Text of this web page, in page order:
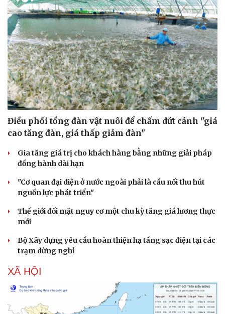
Điều phối tổng đàn vật nuôi để chấm dứt cảnh "giá
cao tăng đàn, giá thấp giảm đàn"
Gia tăng giá trị cho khách hàng bằng những giải pháp
đồng hành dài hạn
"Cơ quan đại diện ở nước ngoài phải là cầu nối thu hút
nguồn lực phát triển"
Thế giới đối mặt nguy cơ một chu kỳ tăng giá lương thực
mới
Bộ Xây dựng yêu cầu hoàn thiện hạ tầng sạc điện tại các
trạm dừng nghỉ
XÃ HỘI